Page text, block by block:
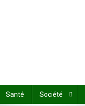
Santé Société